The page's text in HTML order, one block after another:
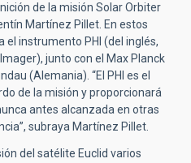
de la misión Solar Orbiter
Martínez Pillet. En estos
instrumento PHI (del inglés,
junto con el Max Planck
(Alemania). “El PHI es el
de la misión y proporcionará
antes alcanzada en otras
subraya Martínez Pillet.
del satélite Euclid varios